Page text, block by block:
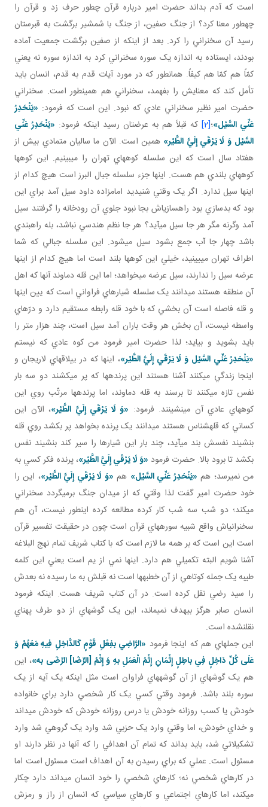
است که آدم بداند حضرت امير درباره قرآن چطور حرف زد و قرآن را
چه طور معنا کرد؟ از جنگ صفين، از جنگ با شمشير برگشت به قبرستان
رسيد آن سخنراني را کرد. بعد از اينکه از صفين برگشت جمعيت آماده
بودند، ايستاده به اندازه يک سوره سخنراني کرد به اندازه سوره نه يعني
کمّاً هم کمّا هم کيفاً. همان طور که در مورد آيات قدم به قدم، انسان بايد
تأمل کند که معنايش را بفهمد، سخنراني هم همين طور است. سخنراني
حضرت امير نظير سخنراني عادي که نبود. اين است که فرمود: «يَنْحَدِرُ
عَنِّي السَّيْل‏»؛[2] که قبلاً هم به عرضتان رسيد اينکه فرمود: «يَنْحَدِرُ عَنِّي
السَّيْل وَ لَا يَرْقَي إِلَيَّ الطَّيْر» همين است. الآن ما ساليان متمادي بيش از
هفتاد سال است که اين سلسله کوه هاي تهران را مي بينيم. اين کوه ها
کوه هاي بلندي هم هست. اينها جزء سلسله جبال البرز است هيچ کدام از
اينها سيل ندارد. اگر يک وقتي شنيديد امامزاده داود سيل آمد براي اين
بود که بدسازي بود راه سازي اش بجا نبود جلوي آن رودخانه را گرفتند سيل
آمد وگرنه مگر هر جا سيل مي آيد؟ هر جا نظم هندسي نباشد، بله راه بندي
باشد چهار جا آب جمع بشود سيل مي شود. اين سلسله جبالي که شما
اطراف تهران مي يينيد، خيلي اين کوه ها بلند است اما هيچ کدام از اينها
عرضه سيل را ندارند، سيل عرضه مي خواهد؛ اما اين قله دماوند آنها که اهل
آن منطقه هستند مي دانند يک سلسله شيارهاي فراواني است که يين اينها
و قله فاصله است آن بخشي که با خود قله رابطه مستقيم دارد و درّه اي
واسطه نيست، آن بخش هر وقت باران آمد سيل است، چند هزار متر را
بايد بشويد و بيايد؛ لذا حضرت امير فرمود من کوه عادي که نيستم
«يَنْحَدِرُ عَنِّي السَّيْل وَ لَا يَرْقَي إِلَيَّ الطَّيْر»، اينها که در ييلاق هاي لاريجان و
اينجا زندگي مي کنند آشنا هستند اين پرنده ها که پر مي کشند دو سه بار
نفس تازه مي کنند تا برسند به قله دماوند، اما پرنده ها مرتّب روي اين
کوه هاي عادي آن مي نشينند. فرمود: «وَ لَا يَرْقَي إِلَيَّ الطَّيْر»، الآن اين
کساني که قله شناس هستند مي دانند يک پرنده بخواهد پر بکشد روي قله
بنشيند نفسش بند مي آيد، چند بار اين شيارها را سير کند بنشيند نفس
بکشد تا برود بالا. حضرت فرمود «وَ لَا يَرْقَي إِلَيَّ الطَّيْر»، پرنده فکر کسي به
من نمي رسد؛ هم «يَنْحَدِرُ عَنِّي السَّيْل» هم «وَ لَا يَرْقَي إِلَيَّ الطَّيْر»، اين را
خود حضرت امير گفت لذا وقتي که از ميدان جنگ برمي گردد سخنراني
مي کند؛ دو شب سه شب کار کرده مطالعه کرده اين طور نيست، آن هم
سخنراني اش واقع شبيه سوره هاي قرآن است چون در حقيقت تفسير قرآن
است اين است که بر همه ما لازم است که با کتاب شريف تمام نهج البلاغه
آشنا شويم البته تکميلي هم دارد. اينها نمي از يم است يعني اين کلمه
طيبه يک جمله کوتاهي از آن خطبه ها است نه قبلش به ما رسيده نه بعدش
را سيد رضي نقل کرده است. در آن کتاب شريف هست. اينکه فرمود
انسان صابر هرگز بي هدف نمي ماند، اين يک گوشه اي از دو طرف پهناي
نقل نشده است.
اين جمله اي هم که اينجا فرمود «الرَّاضِي بفِعْلِ قَوْمٍ كَالدَّاخِلِ فِيهِ مَعَهُمْ وَ
عَلَى كُلِّ دَاخِلٍ فِي باطِلٍ إِثْمَانِ إِثْمُ الْعَمَلِ بهِ وَ إِثْمُ [الرِّضَا] الرِّضَى به‏»، اين
هم يک گوشه اي از آن گوشه هاي فراوان است مثل اينکه يک آيه از يک
سوره بلند باشد. فرمود وقتي کسي يک کار شخصي دارد براي خانواده
خودش يا کسب روزانه خودش يا درس روزانه خودش که خودش مي داند
و خداي خودش، اما وقتي وارد يک حزبي شد وارد يک گروهي شد وارد
تشکيلاتي شد، بايد بداند که تمام آن اهدافي را که آنها در نظر دارند او
مسئول است. عملي که براي رسيدن به آن اهداف است مسئول است اما
در کارهاي شخصي نه؛ کارهاي شخصي را خود انسان مي داند دارد چکار
مي کند، اما کارهاي اجتماعي و کارهاي سياسي که انسان از راز و رمزش